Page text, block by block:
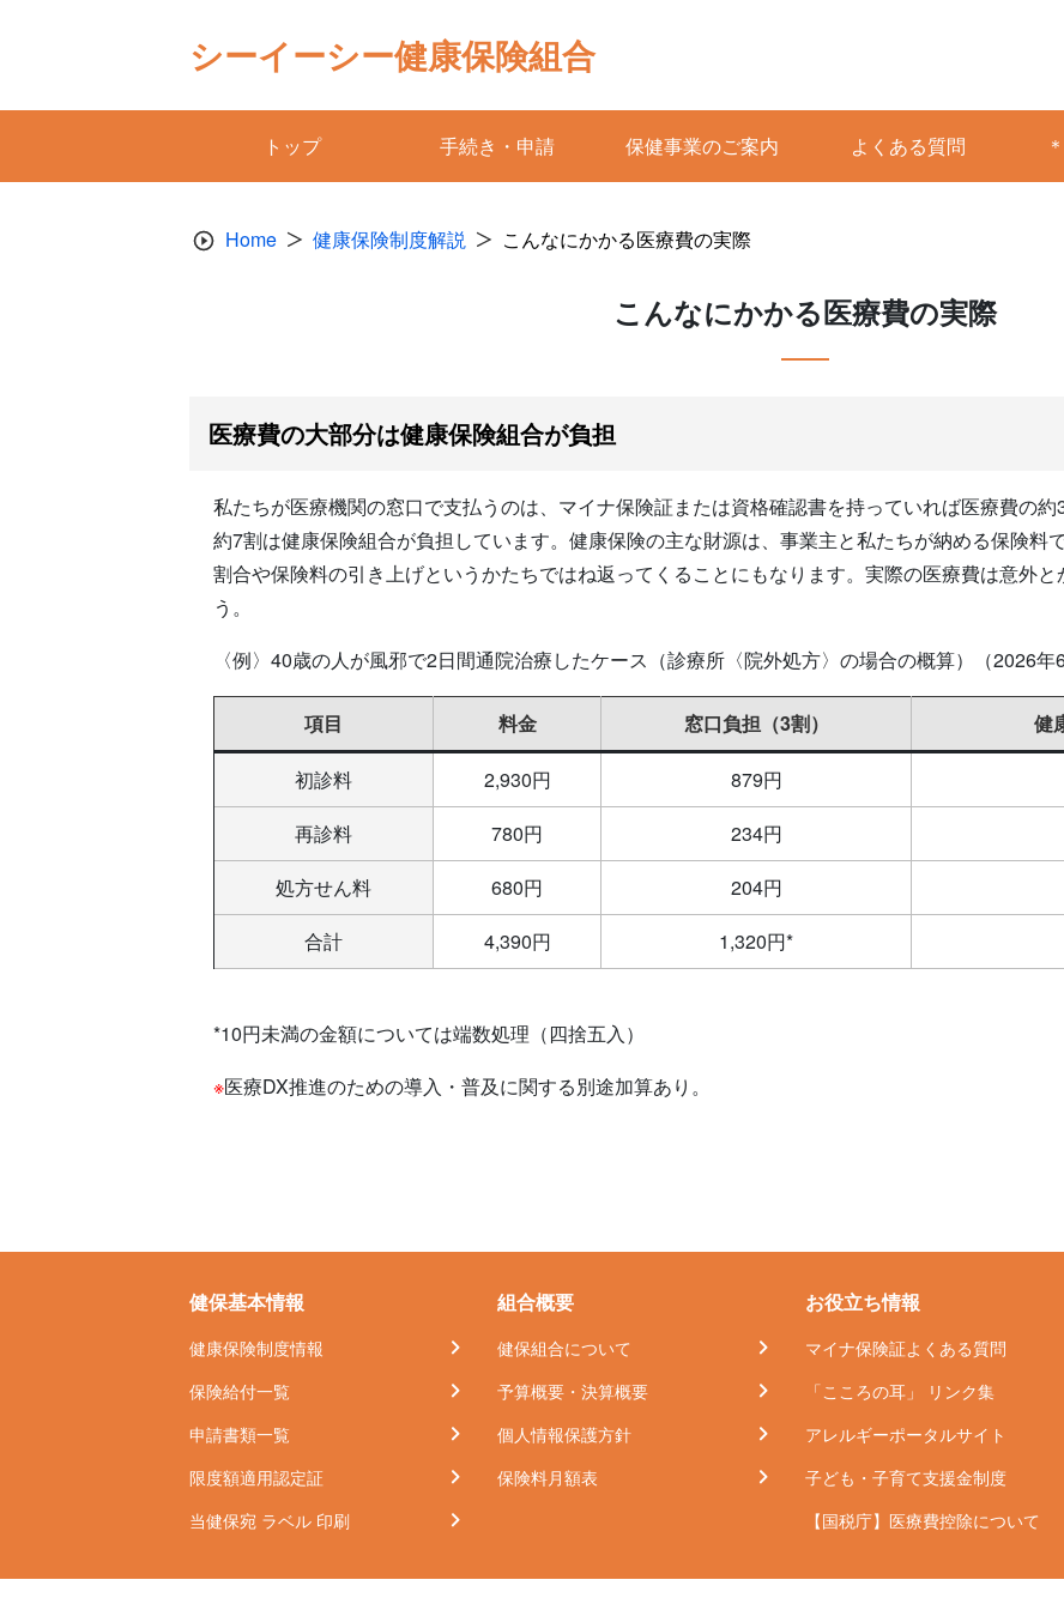
シーイーシー健康保険組合
トップ 手続き・申請 保健事業のご案内 よくある質問
Home 健康保険制度解説 こんなにかかる医療費の実際
こんなにかかる医療費の実際
医療費の大部分は健康保険組合が負担
私たちが医療機関の窓口で支払うのは、マイナ保険証または資格確認書を持っていれば医療費の
約7割は健康保険組合が負担しています。健康保険の主な財源は、事業主と私たちが納める保険料
割合や保険料の引き上げというかたちではね返ってくることにもなります。実際の医療費は意外
う。
〈例〉40歳の人が風邪で2日間通院治療したケース（診療所〈院外処方〉の場合の概算）（2026年6
項目 料金 窓口負担（3割） 健
初診料 2,930円 879円
再診料
780円 234円
処方せん料
680円 204円
合計
4,390円 1,320円*
*10円未満の金額については端数処理（四捨五入）
※医療DX推進のための導入・普及に関する別途加算あり。
健保基本情報
健康保険制度情報
保険給付一覧
申請書類一覧
限度額適用認定証
当健保宛 ラベル 印刷
組合概要
健保組合について
予算概要・決算概要
個人情報保護方針
保険料月額表
お役立ち情報
マイナ保険証よくある質問
「こころの耳」 リンク集
アレルギーポータルサイト
子ども・子育て支援金制度
【国税庁】医療費控除について